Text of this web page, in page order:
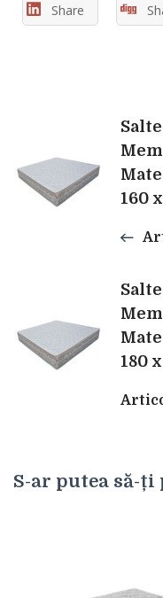
Share
în
160
180
S-ar putea să-ți